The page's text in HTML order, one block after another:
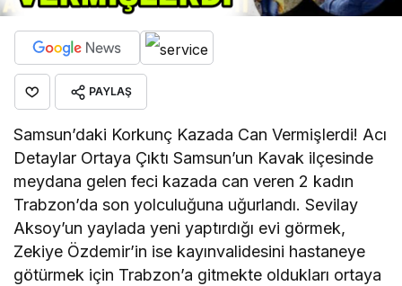
PAYLAŞ
Samsun’daki Korkunç Kazada Can Vermişlerdi! Acı
Detaylar Ortaya Çıktı Samsun’un Kavak ilçesinde
meydana gelen feci kazada can veren 2 kadın
Trabzon’da son yolculuğuna uğurlandı. Sevilay
Aksoy’un yaylada yeni yaptırdığı evi görmek,
Zekiye Özdemir’in ise kayınvalidesini hastaneye
götürmek için Trabzon’a gitmekte oldukları ortaya